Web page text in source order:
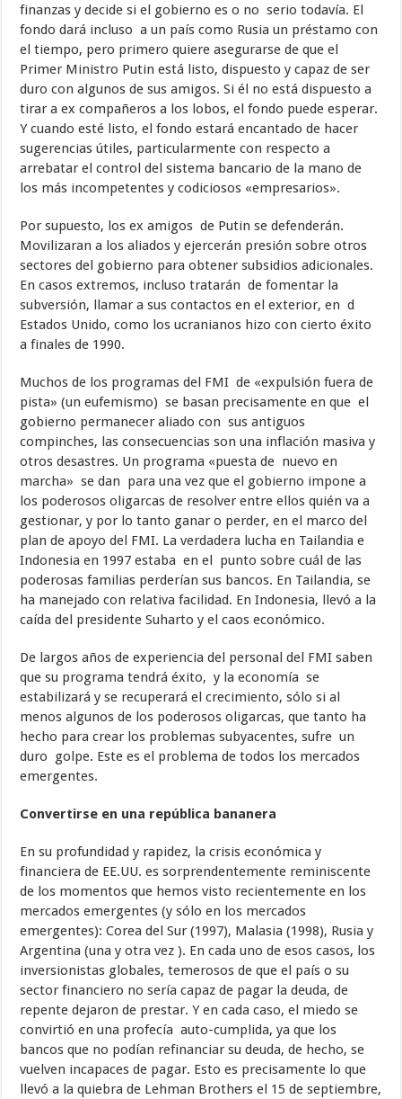
finanzas y decide si el gobierno es o no serio todavía. El
fondo dará incluso a un país como Rusia un préstamo con
el tiempo, pero primero quiere asegurarse de que el
Primer Ministro Putin está listo, dispuesto y capaz de ser
duro con algunos de sus amigos. Si él no está dispuesto a
tirar a ex compañeros a los lobos, el fondo puede esperar.
Y cuando esté listo, el fondo estará encantado de hacer
sugerencias útiles, particularmente con respecto a
arrebatar el control del sistema bancario de la mano de
los más incompetentes y codiciosos «empresarios».
Por supuesto, los ex amigos de Putin se defenderán.
Movilizaran a los aliados y ​​ejercerán presión sobre otros
sectores del gobierno para obtener subsidios adicionales.
En casos extremos, incluso tratarán de fomentar la
subversión, llamar a sus contactos en el exterior, en d
Estados Unido, como los ucranianos hizo con cierto éxito
a finales de 1990.
Muchos de los programas del FMI de «expulsión fuera de
pista» (un eufemismo) se basan precisamente en que el
gobierno permanecer aliado con sus antiguos
compinches, las consecuencias son una inflación masiva y
otros desastres. Un programa «puesta de nuevo en
marcha» se dan para una vez que el gobierno impone a
los poderosos oligarcas de resolver entre ellos quién va a
gestionar, y por lo tanto ganar o perder, en el marco del
plan de apoyo del FMI. La verdadera lucha en Tailandia e
Indonesia en 1997 estaba en el punto sobre cuál de las
poderosas familias perderían sus bancos. En Tailandia, se
ha manejado con relativa facilidad. En Indonesia, llevó a la
caída del presidente Suharto y el caos económico.
De largos años de experiencia del personal del FMI saben
que su programa tendrá éxito, y la economía se
estabilizará y se recuperará el crecimiento, sólo si al
menos algunos de los poderosos oligarcas, que tanto ha
hecho para crear los problemas subyacentes, sufre un
duro golpe. Este es el problema de todos los mercados
emergentes.
Convertirse en una república bananera
En su profundidad y rapidez, la crisis económica y
financiera de EE.UU. es sorprendentemente reminiscente
de los momentos que hemos visto recientemente en los
mercados emergentes (y sólo en los mercados
emergentes): Corea del Sur (1997), Malasia (1998), Rusia y
Argentina (una y otra vez ). En cada uno de esos casos, los
inversionistas globales, temerosos de que el país o su
sector financiero no sería capaz de pagar la deuda, de
repente dejaron de prestar. Y en cada caso, el miedo se
convirtió en una profecía auto-cumplida, ya que los
bancos que no podían refinanciar su deuda, de hecho, se
vuelven incapaces de pagar. Esto es precisamente lo que
llevó a la quiebra de Lehman Brothers el 15 de septiembre,